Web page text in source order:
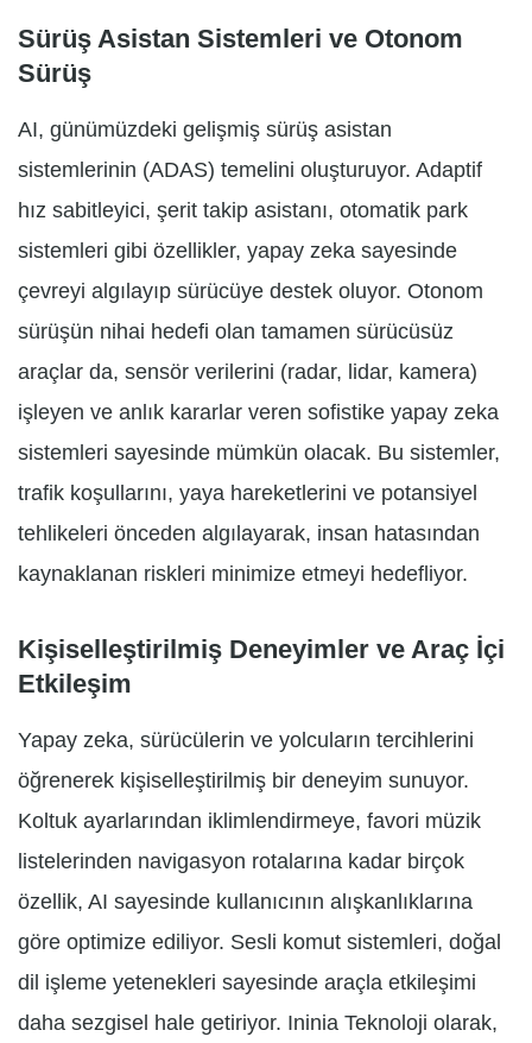
Sürüş Asistan Sistemleri ve Otonom
Sürüş
AI, günümüzdeki gelişmiş sürüş asistan
sistemlerinin (ADAS) temelini oluşturuyor. Adaptif
hız sabitleyici, şerit takip asistanı, otomatik park
sistemleri gibi özellikler, yapay zeka sayesinde
çevreyi algılayıp sürücüye destek oluyor. Otonom
sürüşün nihai hedefi olan tamamen sürücüsüz
araçlar da, sensör verilerini (radar, lidar, kamera)
işleyen ve anlık kararlar veren sofistike yapay zeka
sistemleri sayesinde mümkün olacak. Bu sistemler,
trafik koşullarını, yaya hareketlerini ve potansiyel
tehlikeleri önceden algılayarak, insan hatasından
kaynaklanan riskleri minimize etmeyi hedefliyor.
Kişiselleştirilmiş Deneyimler ve Araç İçi
Etkileşim
Yapay zeka, sürücülerin ve yolcuların tercihlerini
öğrenerek kişiselleştirilmiş bir deneyim sunuyor.
Koltuk ayarlarından iklimlendirmeye, favori müzik
listelerinden navigasyon rotalarına kadar birçok
özellik, AI sayesinde kullanıcının alışkanlıklarına
göre optimize ediliyor. Sesli komut sistemleri, doğal
dil işleme yetenekleri sayesinde araçla etkileşimi
daha sezgisel hale getiriyor. Ininia Teknoloji olarak,